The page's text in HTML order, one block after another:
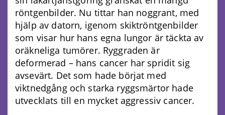
röntgenbilder. Nu tittar han noggrant, med
hjälp av datorn, igenom skiktröntgenbilder
som visar hur hans egna lungor är täckta av
oräkneliga tumörer. Ryggraden är
deformerad – hans cancer har spridit sig
avsevärt. Det som hade börjat med
viktnedgång och starka ryggsmärtor hade
utvecklats till en mycket aggressiv cancer.